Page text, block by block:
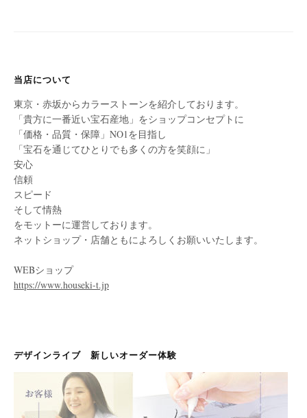
当店について
東京・赤坂からカラーストーンを紹介しております。
「貴方に一番近い宝石産地」をショップコンセプトに
「価格・品質・保障」NO1を目指し
「宝石を通じてひとりでも多くの方を笑顔に」
安心
信頼
スピード
そして情熱
をモットーに運営しております。
ネットショップ・店舗ともによろしくお願いいたします。
WEBショップ
https://www.houseki-t.jp
デザインライブ 新しいオーダー体験